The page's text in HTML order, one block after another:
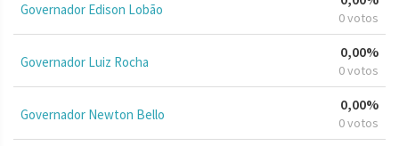
Governador Edison Lobão 0 votos
Governador Luiz Rocha
0,00%
0 votos
Governador Newton Bello
0,00%
0 votos